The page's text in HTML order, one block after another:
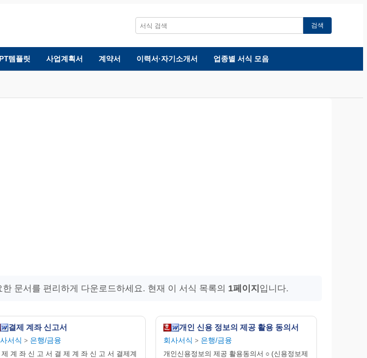
검색
템플릿 사업계획서 계약서 이력서·자기소개서 업종별 서식 모음
문서를 편리하게 다운로드하세요. 현재 이 서식 목록의 1페이지 입니다.
결제 계좌 신고서
서식 > 은행/금융
제 계 좌 신 고 서 결 제 계 좌 신 고 서 결제계
개인 신용 정보의 제공 활용 동의서
회사서식 > 은행/금융
개인신용정보의 제공 활용동의서 ○ (신용정보제